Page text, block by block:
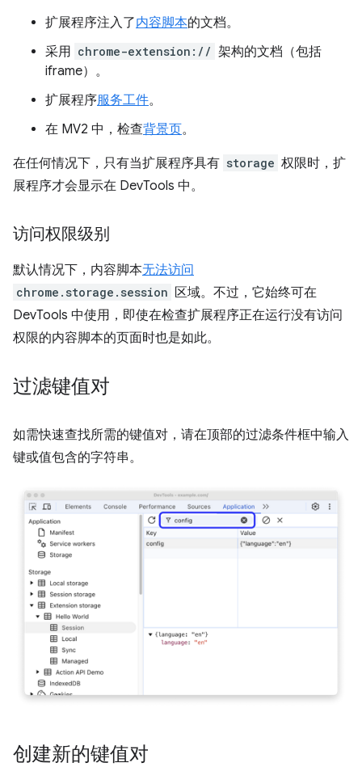
扩展程序注入了内容脚本的文档。
采用 chrome-extension:// 架构的文档（包括
iframe）。
扩展程序服务工件。
在 MV2 中，检查背景页。
在任何情况下，只有当扩展程序具有 storage 权限时，扩
展程序才会显示在 DevTools 中。
访问权限级别
默认情况下，内容脚本无法访问
chrome.storage.session 区域。不过，它始终可在
DevTools 中使用，即使在检查扩展程序正在运行没有访问
权限的内容脚本的页面时也是如此。
过滤键值对
如需快速查找所需的键值对，请在顶部的过滤条件框中输入
键或值包含的字符串。
创建新的键值对